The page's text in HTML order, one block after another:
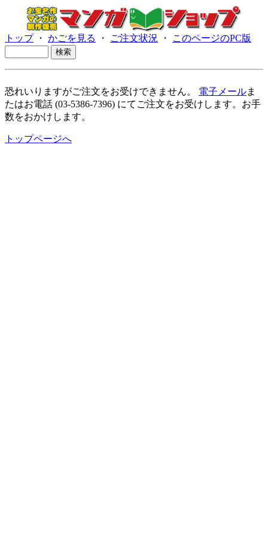
トップ・ かごを見る ・ ご注文状況 ・ このページのPC版
恐れいりますがご注文をお受けできません。 電子メールま
たはお電話 (03-5386-7396) にてご注文をお受けします。お手
数をおかけします。
トップページへ